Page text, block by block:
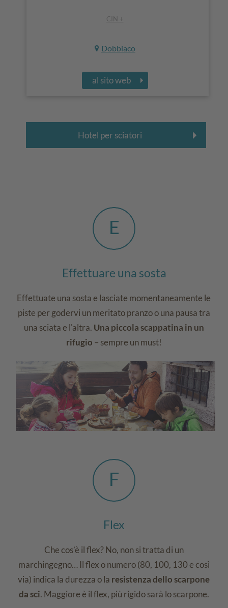
CIN +
Dobbiaco
al sito web
Hotel per sciatori
E
Effettuare una sosta
Effettuate una sosta e lasciate momentaneamente le
piste per godervi un meritato pranzo o una pausa tra
una sciata e l'altra. Una piccola scappatina in un
rifugio – sempre un must!
F
Flex
Che cos’è il flex? No, non si tratta di un
marchingegno… Il flex o numero (80, 100, 130 e così
via) indica la durezza o la resistenza dello scarpone
da sci. Maggiore è il flex, più rigido sarà lo scarpone.